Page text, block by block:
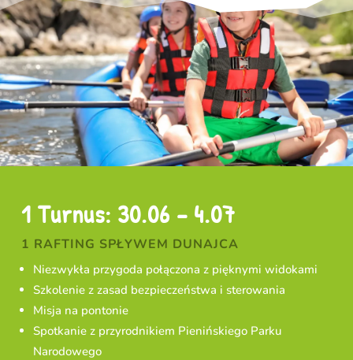
1 Turnus: 30.06 – 4.07
1 RAFTING SPŁYWEM DUNAJCA
Niezwykła przygoda połączona z pięknymi widokami
Szkolenie z zasad bezpieczeństwa i sterowania
Misja na pontonie
Spotkanie z przyrodnikiem Pienińskiego Parku
Narodowego